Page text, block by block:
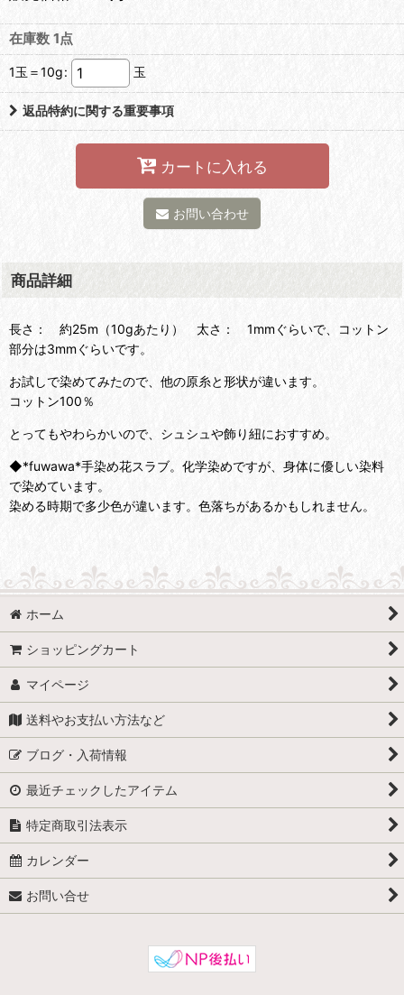
在庫数 1点
1玉＝10g: 玉
返品特約に関する重要事項
カートに入れる
お問い合わせ
商品詳細
長さ： 約25m（10gあたり） 太さ： 1mmぐらいで、コットン
部分は3mmぐらいです。
お試しで染めてみたので、他の原糸と形状が違います。
コットン100％
とってもやわらかいので、シュシュや飾り紐におすすめ。
◆*fuwawa*手染め花スラブ。化学染めですが、身体に優しい染料
で染めています。
染める時期で多少色が違います。色落ちがあるかもしれません。
ホーム
ショッピングカート
マイページ
送料やお支払い方法など
ブログ・入荷情報
最近チェックしたアイテム
特定商取引法表示
カレンダー
お問い合せ